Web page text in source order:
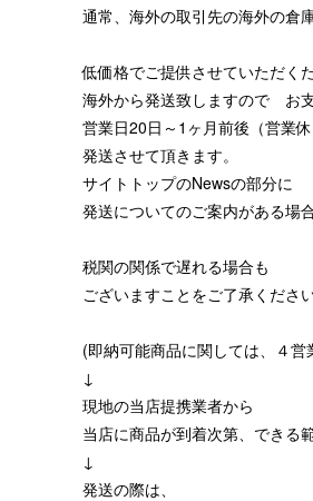
通常、海外の取引先の海外の倉
低価格でご提供させていただく
海外から発送致しますので お
営業日20日～1ヶ月前後（営業
発送させて頂きます。
サイトトップのNewsの部分に
発送についてのご案内がある場
税関の関係で遅れる場合も
ございますことをご了承ください
(即納可能商品に関しては、４営
↓
現地の当店提携業者から
当店に商品が到着次第、できる
↓
発送の際は、